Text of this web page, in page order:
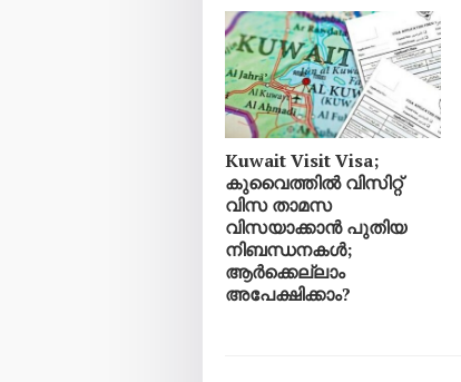
Kuwait Visit Visa;
കുവൈത്തിൽ വിസിറ്റ്
വിസ താമസ
വിസയാക്കാൻ പുതിയ
നിബന്ധനകൾ;
ആർക്കെല്ലാം
അപേക്ഷിക്കാം?